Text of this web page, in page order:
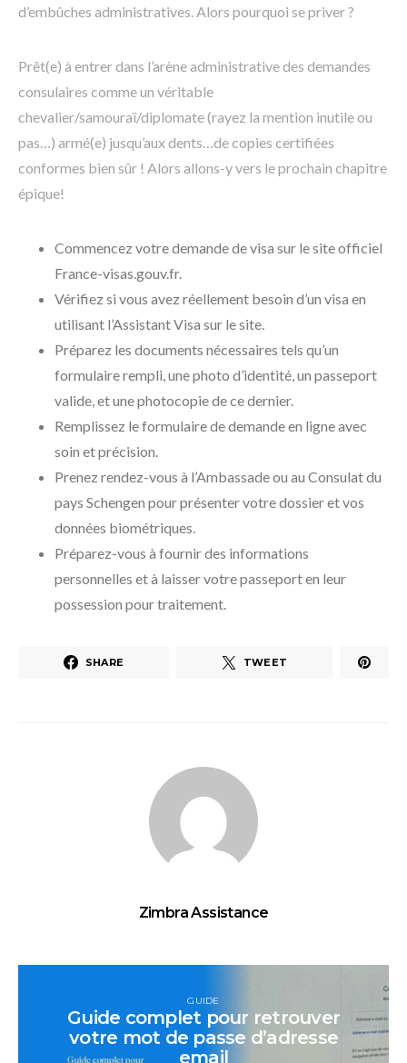
d’embûches administratives. Alors pourquoi se priver ?
Prêt(e) à entrer dans l’arène administrative des demandes
consulaires comme un véritable
chevalier/samouraï/diplomate (rayez la mention inutile ou
pas…) armé(e) jusqu’aux dents…de copies certifiées
conformes bien sûr ! Alors allons-y vers le prochain chapitre
épique!
Commencez votre demande de visa sur le site officiel
France-visas.gouv.fr.
Vérifiez si vous avez réellement besoin d’un visa en
utilisant l’Assistant Visa sur le site.
Préparez les documents nécessaires tels qu’un
formulaire rempli, une photo d’identité, un passeport
valide, et une photocopie de ce dernier.
Remplissez le formulaire de demande en ligne avec
soin et précision.
Prenez rendez-vous à l’Ambassade ou au Consulat du
pays Schengen pour présenter votre dossier et vos
données biométriques.
Préparez-vous à fournir des informations
personnelles et à laisser votre passeport en leur
possession pour traitement.
SHARE TWEET
Zimbra Assistance
GUIDE
Guide complet pour retrouver
votre mot de passe d’adresse
email